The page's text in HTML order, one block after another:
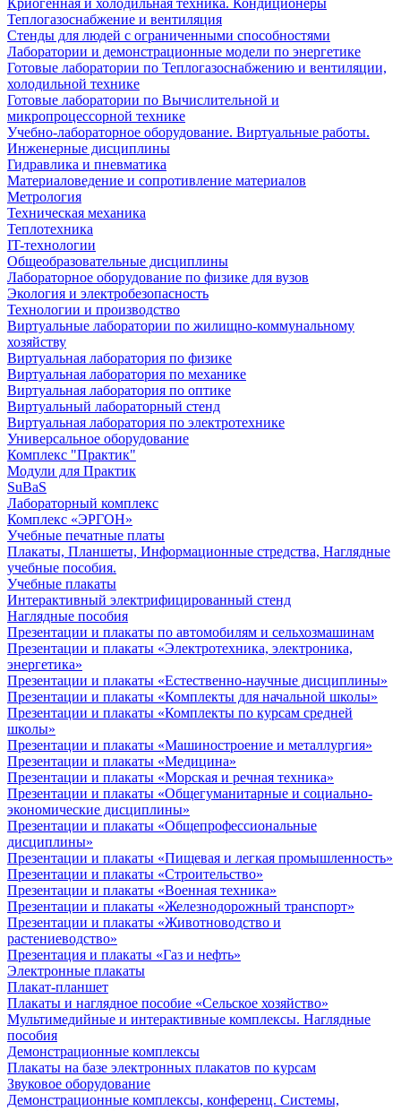
Криогенная и холодильная техника. Кондиционеры
Теплогазоснабжение и вентиляция
Стенды для людей с ограниченными способностями
Лаборатории и демонстрационные модели по энергетике
Готовые лаборатории по Теплогазоснабжению и вентиляции,
холодильной технике
Готовые лаборатории по Вычислительной и
микропроцессорной технике
Учебно-лабораторное оборудование. Виртуальные работы.
Инженерные дисциплины
Гидравлика и пневматика
Материаловедение и сопротивление материалов
Метрология
Техническая механика
Теплотехника
IT-технологии
Общеобразовательные дисциплины
Лабораторное оборудование по физике для вузов
Экология и электробезопасность
Технологии и производство
Виртуальные лаборатории по жилищно-коммунальному
хозяйству
Виртуальная лаборатория по физике
Виртуальная лаборатория по механике
Виртуальная лаборатория по оптике
Виртуальный лабораторный стенд
Виртуальная лаборатория по электротехнике
Универсальное оборудование
Комплекс "Практик"
Модули для Практик
SuBaS
Лабораторный комплекс
Комплекс «ЭРГОН»
Учебные печатные платы
Плакаты, Планшеты, Информационные стредства, Наглядные
учебные пособия.
Учебные плакаты
Интерактивный электрифицированный стенд
Наглядные пособия
Презентации и плакаты по автомобилям и сельхозмашинам
Презентации и плакаты «Электротехника, электроника,
энергетика»
Презентации и плакаты «Естественно-научные дисциплины»
Презентации и плакаты «Комплекты для начальной школы»
Презентации и плакаты «Комплекты по курсам средней
школы»
Презентации и плакаты «Машиностроение и металлургия»
Презентации и плакаты «Медицина»
Презентации и плакаты «Морская и речная техника»
Презентации и плакаты «Общегуманитарные и социально-
экономические дисциплины»
Презентации и плакаты «Общепрофессиональные
дисциплины»
Презентации и плакаты «Пищевая и легкая промышленность»
Презентации и плакаты «Строительство»
Презентации и плакаты «Военная техника»
Презентации и плакаты «Железнодорожный транспорт»
Презентации и плакаты «Животноводство и
растениеводство»
Презентация и плакаты «Газ и нефть»
Электронные плакаты
Плакат-планшет
Плакаты и наглядное пособие «Сельское хозяйство»
Мультимедийные и интерактивные комплексы. Наглядные
пособия
Демонстрационные комплексы
Плакаты на базе электронных плакатов по курсам
Звуковое оборудование
Демонстрационные комплексы, конференц. Системы,